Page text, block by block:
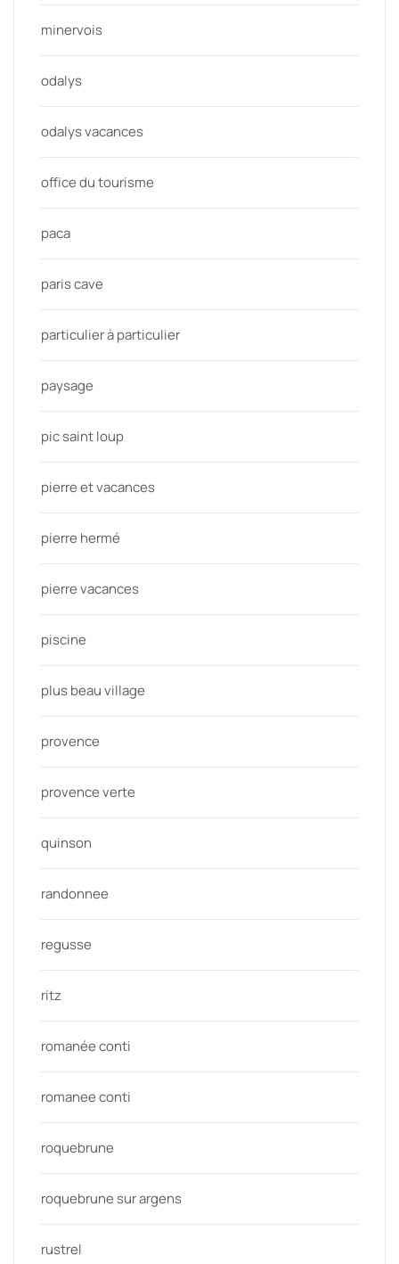
minervois
odalys
odalys vacances
office du tourisme
paca
paris cave
particulier à particulier
paysage
pic saint loup
pierre et vacances
pierre hermé
pierre vacances
piscine
plus beau village
provence
provence verte
quinson
randonnee
regusse
ritz
romanée conti
romanee conti
roquebrune
roquebrune sur argens
rustrel